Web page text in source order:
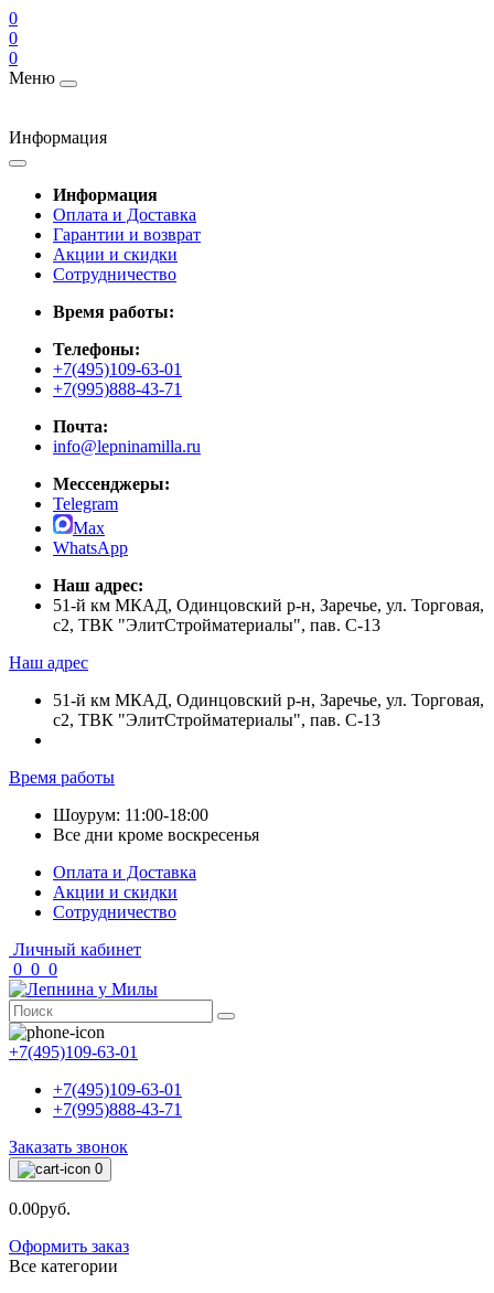
0
0
0
Меню
Информация
Информация
Оплата и Доставка
Гарантии и возврат
Акции и скидки
Cотрудничество
Время работы:
Телефоны:
+7(495)109-63-01
+7(995)888-43-71
Почта:
info@lepninamilla.ru
Мессенджеры:
Telegram
Max
WhatsApp
Наш адрес:
51-й км МКАД, Одинцовский р-н, Заречье, ул. Торговая,
с2, ТВК "ЭлитСтройматериалы", пав. С-13
Наш адрес
51-й км МКАД, Одинцовский р-н, Заречье, ул. Торговая,
с2, ТВК "ЭлитСтройматериалы", пав. С-13
Время работы
Шоурум: 11:00-18:00
Все дни кроме воскресенья
Оплата и Доставка
Акции и скидки
Cотрудничество
Личный кабинет
0 0 0
+7(495)109-63-01
+7(495)109-63-01
+7(995)888-43-71
Заказать звонок
0
0.00руб.
Оформить заказ
Все категории